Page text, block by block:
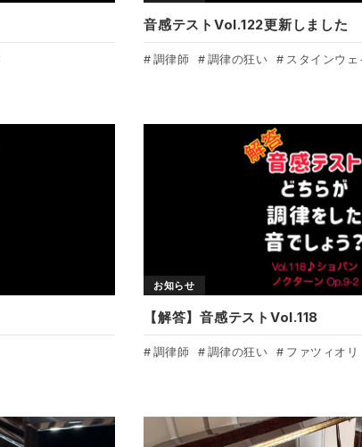
音感テストVol.122更新しました
調律師 調律の狂い スタインウェ
お知らせ
【解答】音感テストVol.118
調律師 調律の狂い ファツィオリ